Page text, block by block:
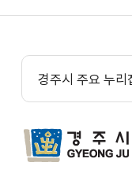
경주시 주요 누리